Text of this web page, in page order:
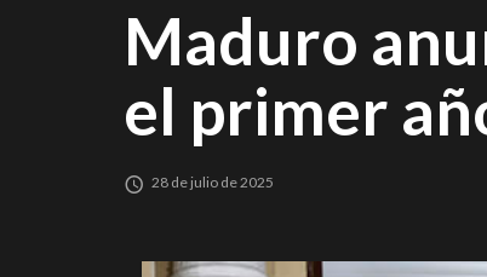
Maduro
el primer
28 de julio de 2025